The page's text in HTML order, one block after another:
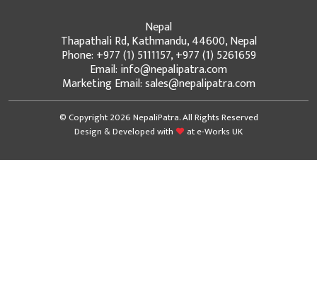
Nepal
Thapathali Rd, Kathmandu, 44600, Nepal
Phone: +977 (1) 5111157, +977 (1) 5261659
Email: info@nepalipatra.com
Marketing Email: sales@nepalipatra.com
© Copyright 2026 NepaliPatra. All Rights Reserved
Design & Developed with
ate-Works UK